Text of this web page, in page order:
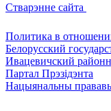
Стварэнне сайта
Политика в
Белорусский
Ивацевичский
Партал Прэзідэнта
Нацыянальны